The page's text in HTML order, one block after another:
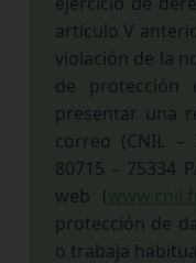
artículo V
violación de la
de protección
presentar una
correo (CNIL –
80715 – 75334
web (www.cnil.fr
protección de
o trabaja